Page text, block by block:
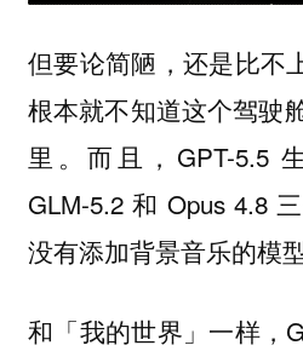
但要论简陋，还是比不
根本就不知道这个驾驶
里。而且，GPT-5.5
GLM-5.2 和 Opus 4.8
没有添加背景音乐的模型
和「我的世界」一样，